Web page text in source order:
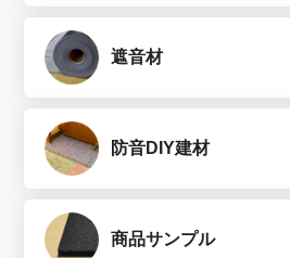
遮音材
防音DIY建材
商品サンプル